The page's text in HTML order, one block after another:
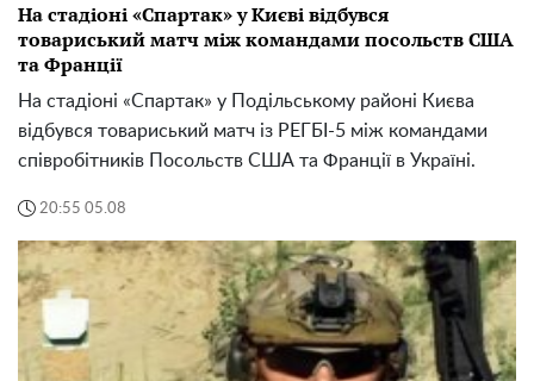
На стадіоні «Спартак» у Києві відбувся
товариський матч між командами посольств США
та Франції
На стадіоні «Спартак» у Подільському районі Києва
відбувся товариський матч із РЕГБІ-5 між командами
співробітників Посольств США та Франції в Україні.
20:55 05.08